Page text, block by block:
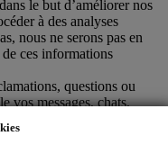
le but d’améliorer nos
à des analyses
nous ne serons pas en
ces informations
questions ou
vos messages, chats,